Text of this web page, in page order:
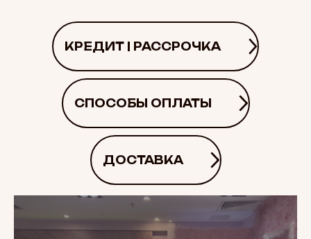
КРЕДИТ | РАССРОЧКА
СПОСОБЫ ОПЛАТЫ
ДОСТАВКА